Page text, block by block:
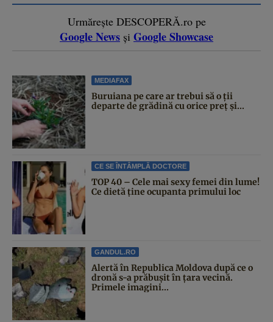
Urmărește DESCOPERĂ.ro pe
Google News și Google Showcase
MEDIAFAX
Buruiana pe care ar trebui să o ții
departe de grădină cu orice preț și...
CE SE ÎNTÂMPLĂ DOCTORE
TOP 40 – Cele mai sexy femei din lume!
Ce dietă ține ocupanta primului loc
GANDUL.RO
Alertă în Republica Moldova după ce o
dronă s-a prăbușit în țara vecină.
Primele imagini...